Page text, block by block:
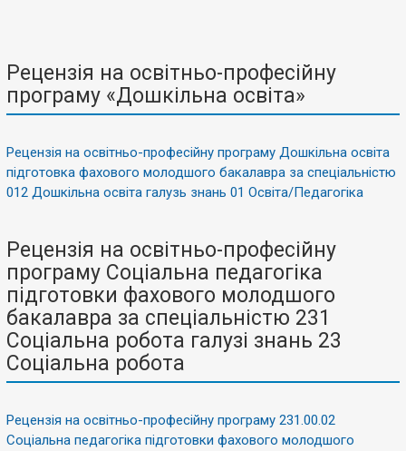
Рецензія на освітньо-професійну
програму «Дошкільна освіта»
Рецензія на освітньо-професійну програму Дошкільна освіта
підготовка фахового молодшого бакалавра за спеціальністю
012 Дошкільна освіта галузь знань 01 Освіта/Педагогіка
Рецензія на освітньо-професійну
програму Соціальна педагогіка
підготовки фахового молодшого
бакалавра за спеціальністю 231
Соціальна робота галузі знань 23
Соціальна робота
Рецензія на освітньо-професійну програму 231.00.02
Соціальна педагогіка підготовки фахового молодшого